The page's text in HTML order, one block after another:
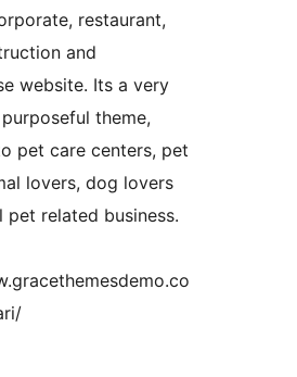
restaurant,
and
website. Its a very
theme,
pet care centers, pet
lovers, dog lovers
pet related business.